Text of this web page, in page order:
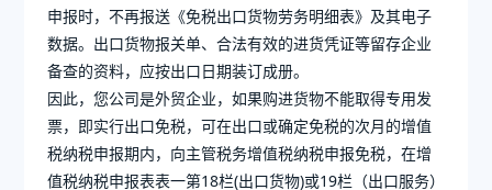
申报时，不再报送《免税出口货物劳务明细表》及其电子
数据。出口货物报关单、合法有效的进货凭证等留存企业
备查的资料，应按出口日期装订成册。
因此，您公司是外贸企业，如果购进货物不能取得专用发
票，即实行出口免税，可在出口或确定免税的次月的增值
税纳税申报期内，向主管税务增值税纳税申报免税，在增
值税纳税申报表表一第18栏(出口货物)或19栏（出口服务）